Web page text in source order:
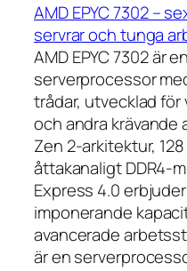
AMD EPYC 7302 –
servrar och tunga
AMD EPYC 7302 är
serverprocessor
trådar, utvecklad
och andra
Zen 2-arkitektur,
åttakanaligt DDR4-
Express 4.0
imponerande
avancerade
är en